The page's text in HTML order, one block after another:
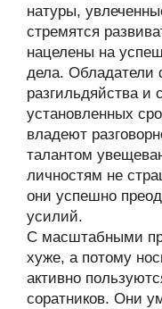
натуры,
стремятся
нацелены на
дела. Обладатели
разгильдяйства и
установленных
владеют
талантом
личностям не
они успешно
усилий.
С масштабными
хуже, а потому
активно
соратников. Они